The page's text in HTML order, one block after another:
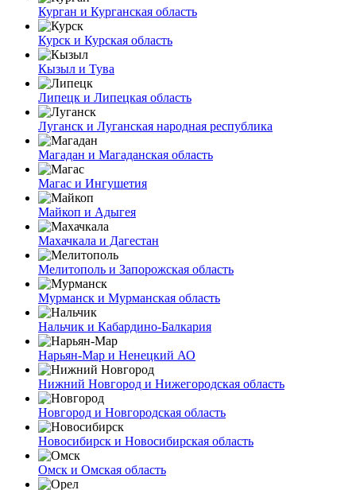
Курган и Курганская область
Курск и Курская область
Кызыл и Тува
Липецк и Липецкая область
Луганск и Луганская народная республика
Магадан и Магаданская область
Магас и Ингушетия
Майкоп и Адыгея
Махачкала и Дагестан
Мелитополь и Запорожская область
Мурманск и Мурманская область
Нальчик и Кабардино-Балкария
Нарьян-Мар и Ненецкий АО
Нижний Новгород и Нижегородская область
Новгород и Новгородская область
Новосибирск и Новосибирская область
Омск и Омская область